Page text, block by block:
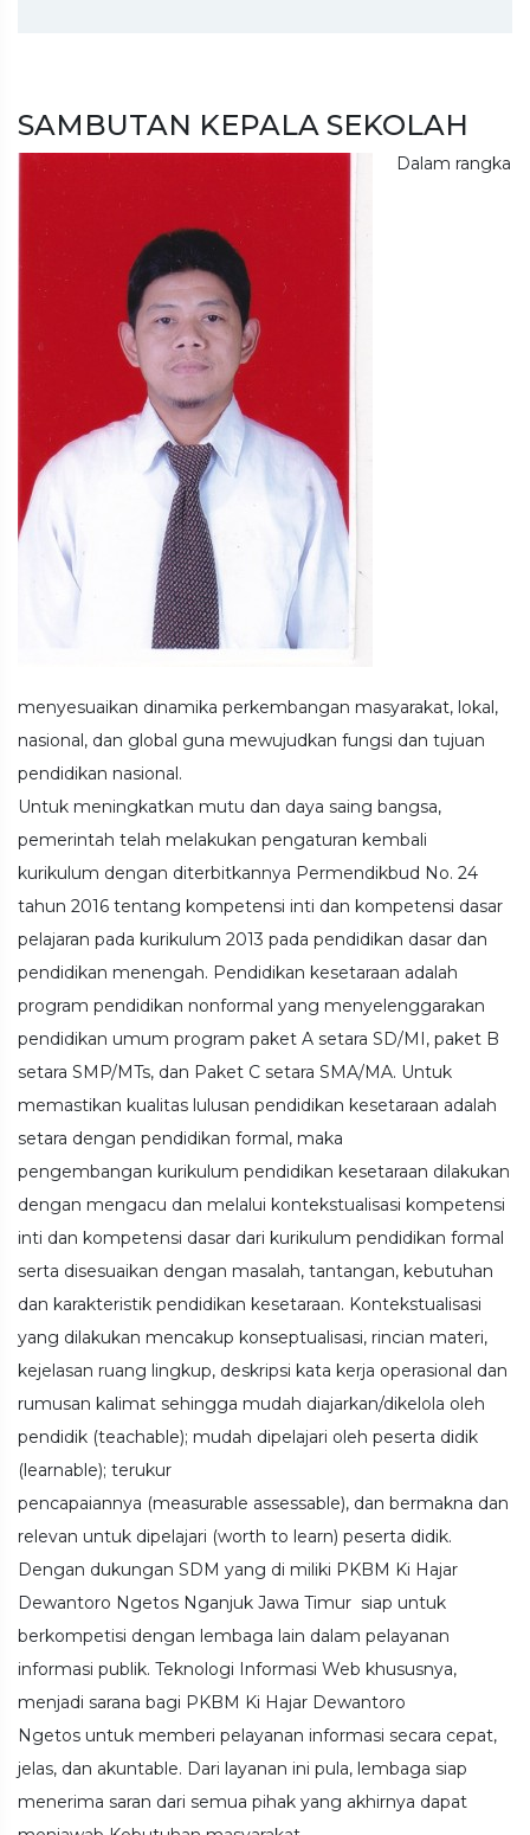
SAMBUTAN KEPALA SEKOLAH
Dalam rangka
menyesuaikan dinamika perkembangan masyarakat, lokal,
nasional, dan global guna mewujudkan fungsi dan tujuan
pendidikan nasional.
Untuk meningkatkan mutu dan daya saing bangsa,
pemerintah telah melakukan pengaturan kembali
kurikulum dengan diterbitkannya Permendikbud No. 24
tahun 2016 tentang kompetensi inti dan kompetensi dasar
pelajaran pada kurikulum 2013 pada pendidikan dasar dan
pendidikan menengah. Pendidikan kesetaraan adalah
program pendidikan nonformal yang menyelenggarakan
pendidikan umum program paket A setara SD/MI, paket B
setara SMP/MTs, dan Paket C setara SMA/MA. Untuk
memastikan kualitas lulusan pendidikan kesetaraan adalah
setara dengan pendidikan formal, maka
pengembangan kurikulum pendidikan kesetaraan dilakukan
dengan mengacu dan melalui kontekstualisasi kompetensi
inti dan kompetensi dasar dari kurikulum pendidikan formal
serta disesuaikan dengan masalah, tantangan, kebutuhan
dan karakteristik pendidikan kesetaraan. Kontekstualisasi
yang dilakukan mencakup konseptualisasi, rincian materi,
kejelasan ruang lingkup, deskripsi kata kerja operasional dan
rumusan kalimat sehingga mudah diajarkan/dikelola oleh
pendidik (teachable); mudah dipelajari oleh peserta didik
(learnable); terukur
pencapaiannya (measurable assessable), dan bermakna dan
relevan untuk dipelajari (worth to learn) peserta didik.
Dengan dukungan SDM yang di miliki PKBM Ki Hajar
Dewantoro Ngetos Nganjuk Jawa Timur siap untuk
berkompetisi dengan lembaga lain dalam pelayanan
informasi publik. Teknologi Informasi Web khususnya,
menjadi sarana bagi PKBM Ki Hajar Dewantoro
Ngetos untuk memberi pelayanan informasi secara cepat,
jelas, dan akuntable. Dari layanan ini pula, lembaga siap
menerima saran dari semua pihak yang akhirnya dapat